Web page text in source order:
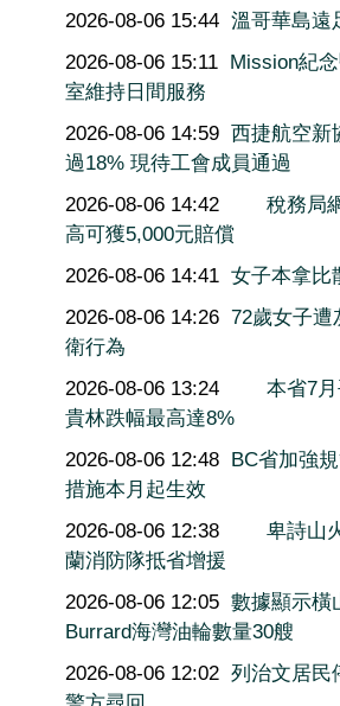
2026-08-06 15:44 溫哥華島
2026-08-06 15:11 Mission紀
室維持日間服務
2026-08-06 14:59 西捷航空新
過18% 現待工會成員通過
2026-08-06 14:42
稅務局
高可獲5,000元賠償
2026-08-06 14:41 女子本拿比
2026-08-06 14:26 72歲女子遭
衛行為
2026-08-06 13:24
本省7
貴林跌幅最高達8%
2026-08-06 12:48 BC省加強
措施本月起生效
2026-08-06 12:38
卑詩山
蘭消防隊抵省增援
2026-08-06 12:05 數據顯示橫
Burrard海灣油輪數量30艘
2026-08-06 12:02 列治文居民